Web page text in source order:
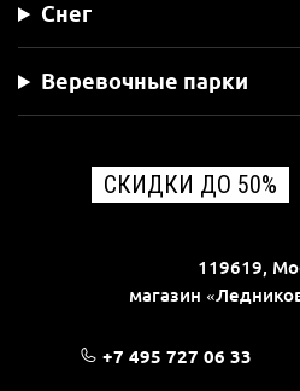
Снег
Веревочные парки
СКИДКИ ДО 50%
119619,
магазин
+7 495 727 06 33